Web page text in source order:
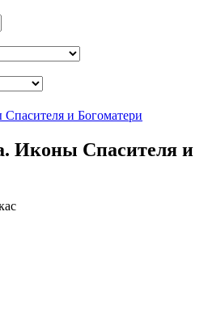
Иконы Спасителя и